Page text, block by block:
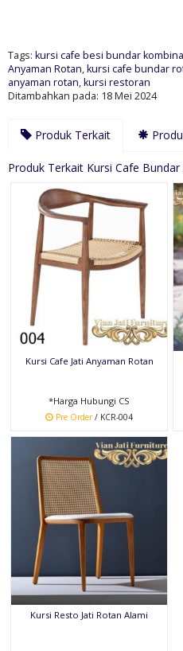
Tags: kursi cafe besi bundar
Anyaman Rotan,kursi cafe bundar
anyaman rotan,kursi restoran
Ditambahkan pada: 18 Mei 2024
Produk Terkait
Produk Terkait Kursi Cafe
Kursi Cafe Jati Anyaman Rotan
*Harga Hubungi CS
Pre Order/ KCR-004
Kursi Resto Jati Rotan Alami